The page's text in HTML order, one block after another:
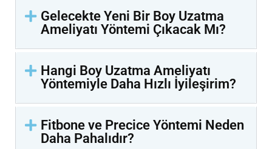
Gelecekte Yeni Bir Boy Uzatma
Ameliyatı Yöntemi Çıkacak Mı?
Hangi Boy Uzatma Ameliyatı
Yöntemiyle Daha Hızlı İyileşirim?
Fitbone ve Precice Yöntemi Neden
Daha Pahalıdır?